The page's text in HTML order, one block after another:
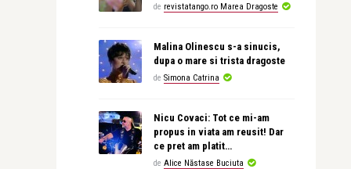
de revistatango.ro Marea Dragoste
Malina Olinescu s-a sinucis,
dupa o mare si trista dragoste
de Simona Catrina
Nicu Covaci: Tot ce mi-am
propus in viata am reusit! Dar
ce pret am platit…
de Alice Năstase Buciuta